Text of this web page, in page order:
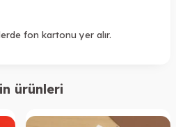
fon kartonu yer alır.
ürünleri